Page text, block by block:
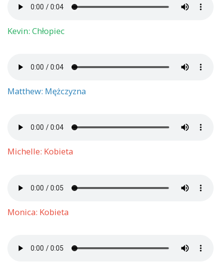
Kevin: Chłopiec
Matthew: Mężczyzna
Michelle: Kobieta
Monica: Kobieta